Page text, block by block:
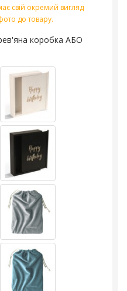
свій окремий вигляд
до товару.
коробка АБО